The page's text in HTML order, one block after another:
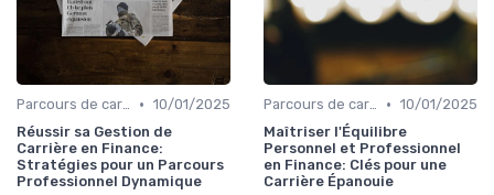
Parcours de carrière en finance • 10/01/2025
Réussir sa Gestion de
Carrière en Finance:
Stratégies pour un Parcours
Professionnel Dynamique
Parcours de carrière en finance • 10/01/2025
Maîtriser l'Équilibre
Personnel et Professionnel
en Finance: Clés pour une
Carrière Épanouie